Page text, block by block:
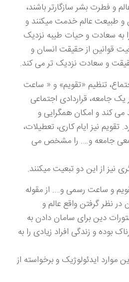
و فطرت بشر سازگارتر باشند،
و طبیعت عالم خدمت میکنند و
به سعادت و حیات طیبه نزدیک
قوانین از حقیقت انسان و
و سعادت نزدیک تر می کند.
تنظیم «تقویم» و « ساعت
جامعه، قراردادی اجتماعی
کند و امکان همگرایی و
تقویم نیز ایام کاری، تعطیلات،
جامعه و…. را مشخص می
نیز از این دو تبعیت میکنند.
و ساعت رسمی و…. از مقوله
نظر گرفتن واقع عالم و
دین برای سامان دادن به
بوده و زندگی افراد زیادی را به
موارد ایدئولوژیک و برخواسته از